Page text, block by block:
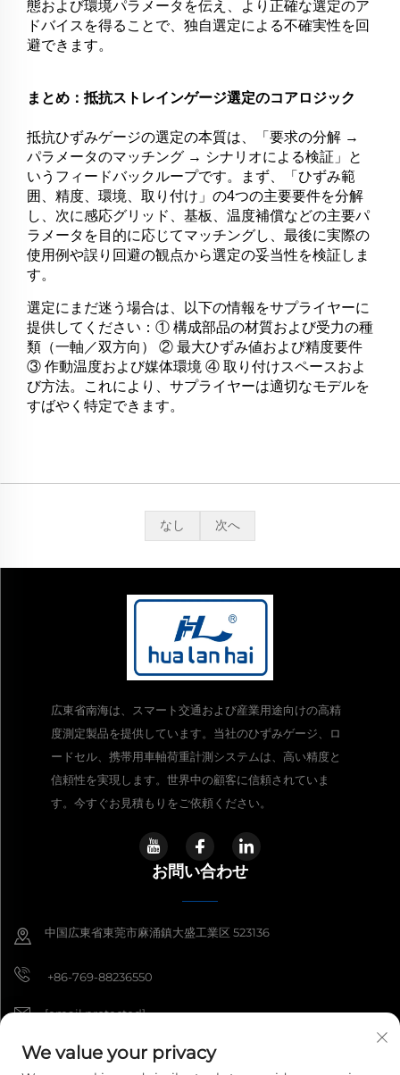
態および環境パラメータを伝え、より正確な選定のア
ドバイスを得ることで、独自選定による不確実性を回
避できます。
まとめ：抵抗ストレインゲージ選定のコアロジック
抵抗ひずみゲージの選定の本質は、「要求の分解 →
パラメータのマッチング → シナリオによる検証」と
いうフィードバックループです。まず、「ひずみ範
囲、精度、環境、取り付け」の4つの主要要件を分解
し、次に感応グリッド、基板、温度補償などの主要パ
ラメータを目的に応じてマッチングし、最後に実際の
使用例や誤り回避の観点から選定の妥当性を検証しま
す。
選定にまだ迷う場合は、以下の情報をサプライヤーに
提供してください：① 構成部品の材質および受力の種
類（一軸／双方向） ② 最大ひずみ値および精度要件
③ 作動温度および媒体環境 ④ 取り付けスペースおよ
び方法。これにより、サプライヤーは適切なモデルを
すばやく特定できます。
なし 次へ
広東省南海は、スマート交通および産業用途向けの高精
度測定製品を提供しています。当社のひずみゲージ、ロ
ードセル、携帯用車軸荷重計測システムは、高い精度と
信頼性を実現します。世界中の顧客に信頼されていま
す。今すぐお見積もりをご依頼ください。
お問い合わせ
中国広東省東莞市麻涌鎮大盛工業区 523136
+86-769-88236550
[email protected]
We value your privacy